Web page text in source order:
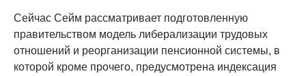
Сейчас Сейм рассматривает подготовленную
правительством модель либерализации трудовых
отношений и реорганизации пенсионной системы, в
которой кроме прочего, предусмотрена индексация